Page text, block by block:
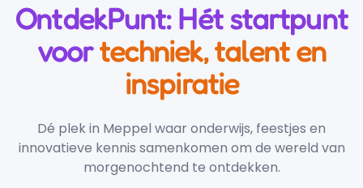
OntdekPunt: Hét startpunt
voortechniek, talent en
inspiratie
Dé plek in Meppel waar onderwijs, feestjes en
innovatieve kennis samenkomen om de wereld van
morgenochtend te ontdekken.